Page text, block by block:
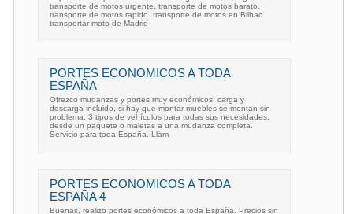
transporte de motos urgente. transporte de motos barato.
transporte de motos rapido. transporte de motos en Bilbao.
transportar moto de Madrid
PORTES ECONOMICOS A TODA
ESPAÑA
Ofrezco mudanzas y portes muy económicos, carga y
descarga incluido, si hay que montar muebles se montan sin
problema. 3 tipos de vehículos para todas sus necesidades,
desde un paquete o maletas a una mudanza completa.
Servicio para toda España. Llám
PORTES ECONOMICOS A TODA
ESPAÑA 4
Buenas, realizo portes económicos a toda España. Precios sin